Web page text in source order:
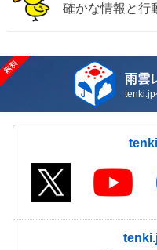
確かな情報と行
雨雲